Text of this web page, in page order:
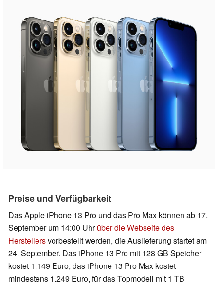
Preise und Verfügbarkeit
Das Apple iPhone 13 Pro und das Pro Max können ab 17.
September um 14:00 Uhrüber die Webseite des
Herstellersvorbestellt werden, die Auslieferung startet am
24. September. Das iPhone 13 Pro mit 128 GB Speicher
kostet 1.149 Euro, das iPhone 13 Pro Max kostet
mindestens 1.249 Euro, für das Topmodell mit 1 TB